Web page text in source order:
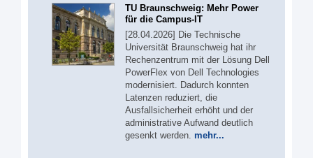
TU Braunschweig: Mehr Power
für die Campus-IT
[28.04.2026] Die Technische
Universität Braunschweig hat ihr
Rechenzentrum mit der Lösung Dell
PowerFlex von Dell Technologies
modernisiert. Dadurch konnten
Latenzen reduziert, die
Ausfallsicherheit erhöht und der
administrative Aufwand deutlich
gesenkt werden. mehr...